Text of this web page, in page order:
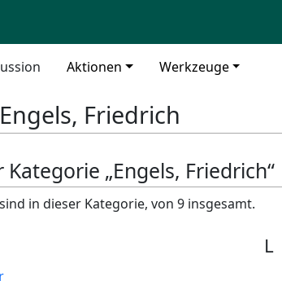
Aktionen Werkzeuge
Engels, Friedrich
„Engels, Friedrich“
in dieser Kategorie, von 9 insgesamt.
L